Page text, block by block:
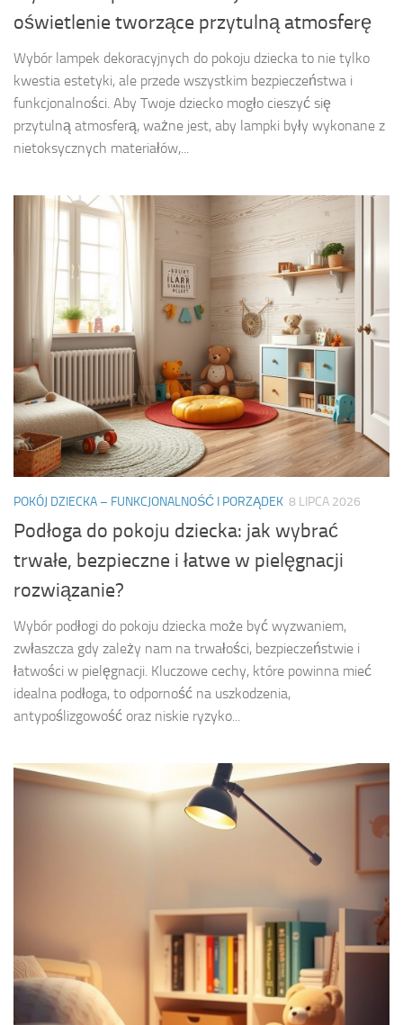
oświetlenie tworzące przytulną atmosferę
Wybór lampek dekoracyjnych do pokoju dziecka to nie tylko
kwestia estetyki, ale przede wszystkim bezpieczeństwa i
funkcjonalności. Aby Twoje dziecko mogło cieszyć się
przytulną atmosferą, ważne jest, aby lampki były wykonane z
nietoksycznych materiałów,...
POKÓJ DZIECKA – FUNKCJONALNOŚĆ I PORZĄDEK 8 LIPCA 2026
Podłoga do pokoju dziecka: jak wybrać
trwałe, bezpieczne i łatwe w pielęgnacji
rozwiązanie?
Wybór podłogi do pokoju dziecka może być wyzwaniem,
zwłaszcza gdy zależy nam na trwałości, bezpieczeństwie i
łatwości w pielęgnacji. Kluczowe cechy, które powinna mieć
idealna podłoga, to odporność na uszkodzenia,
antypoślizgowość oraz niskie ryzyko...